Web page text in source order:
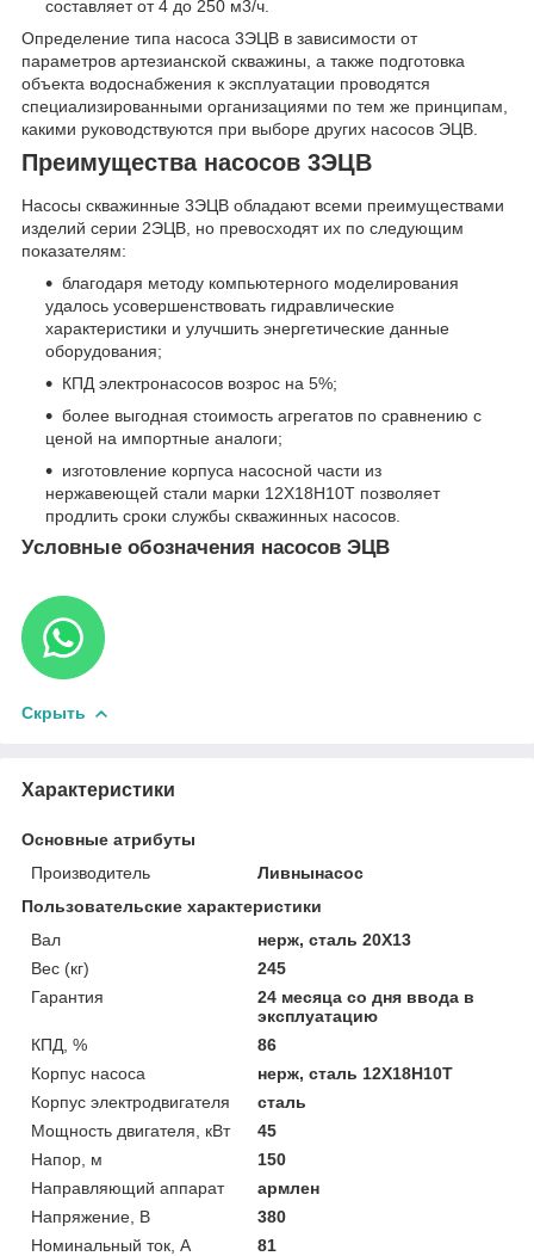
составляет от 4 до 250 м3/ч.
Определение типа насоса 3ЭЦВ в зависимости от
параметров артезианской скважины, а также подготовка
объекта водоснабжения к эксплуатации проводятся
специализированными организациями по тем же принципам,
какими руководствуются при выборе других насосов ЭЦВ.
Преимущества насосов 3ЭЦВ
Насосы скважинные 3ЭЦВ обладают всеми преимуществами
изделий серии 2ЭЦВ, но превосходят их по следующим
показателям:
благодаря методу компьютерного моделирования
удалось усовершенствовать гидравлические
характеристики и улучшить энергетические данные
оборудования;
КПД электронасосов возрос на 5%;
более выгодная стоимость агрегатов по сравнению с
ценой на импортные аналоги;
изготовление корпуса насосной части из
нержавеющей стали марки 12Х18Н10Т позволяет
продлить сроки службы скважинных насосов.
Условные обозначения насосов ЭЦВ
Скрыть
Характеристики
Основные атрибуты
Производитель
Ливнынасос
Пользовательские характеристики
Вал
нерж, сталь 20Х13
Вес (кг)
245
Гарантия
24 месяца со дня ввода в
эксплуатацию
КПД, %
86
Корпус насоса
нерж, сталь 12Х18Н10Т
Корпус электродвигателя
сталь
Мощность двигателя, кВт
45
Напор, м
150
Направляющий аппарат
армлен
Напряжение, В
380
Номинальный ток, А
81